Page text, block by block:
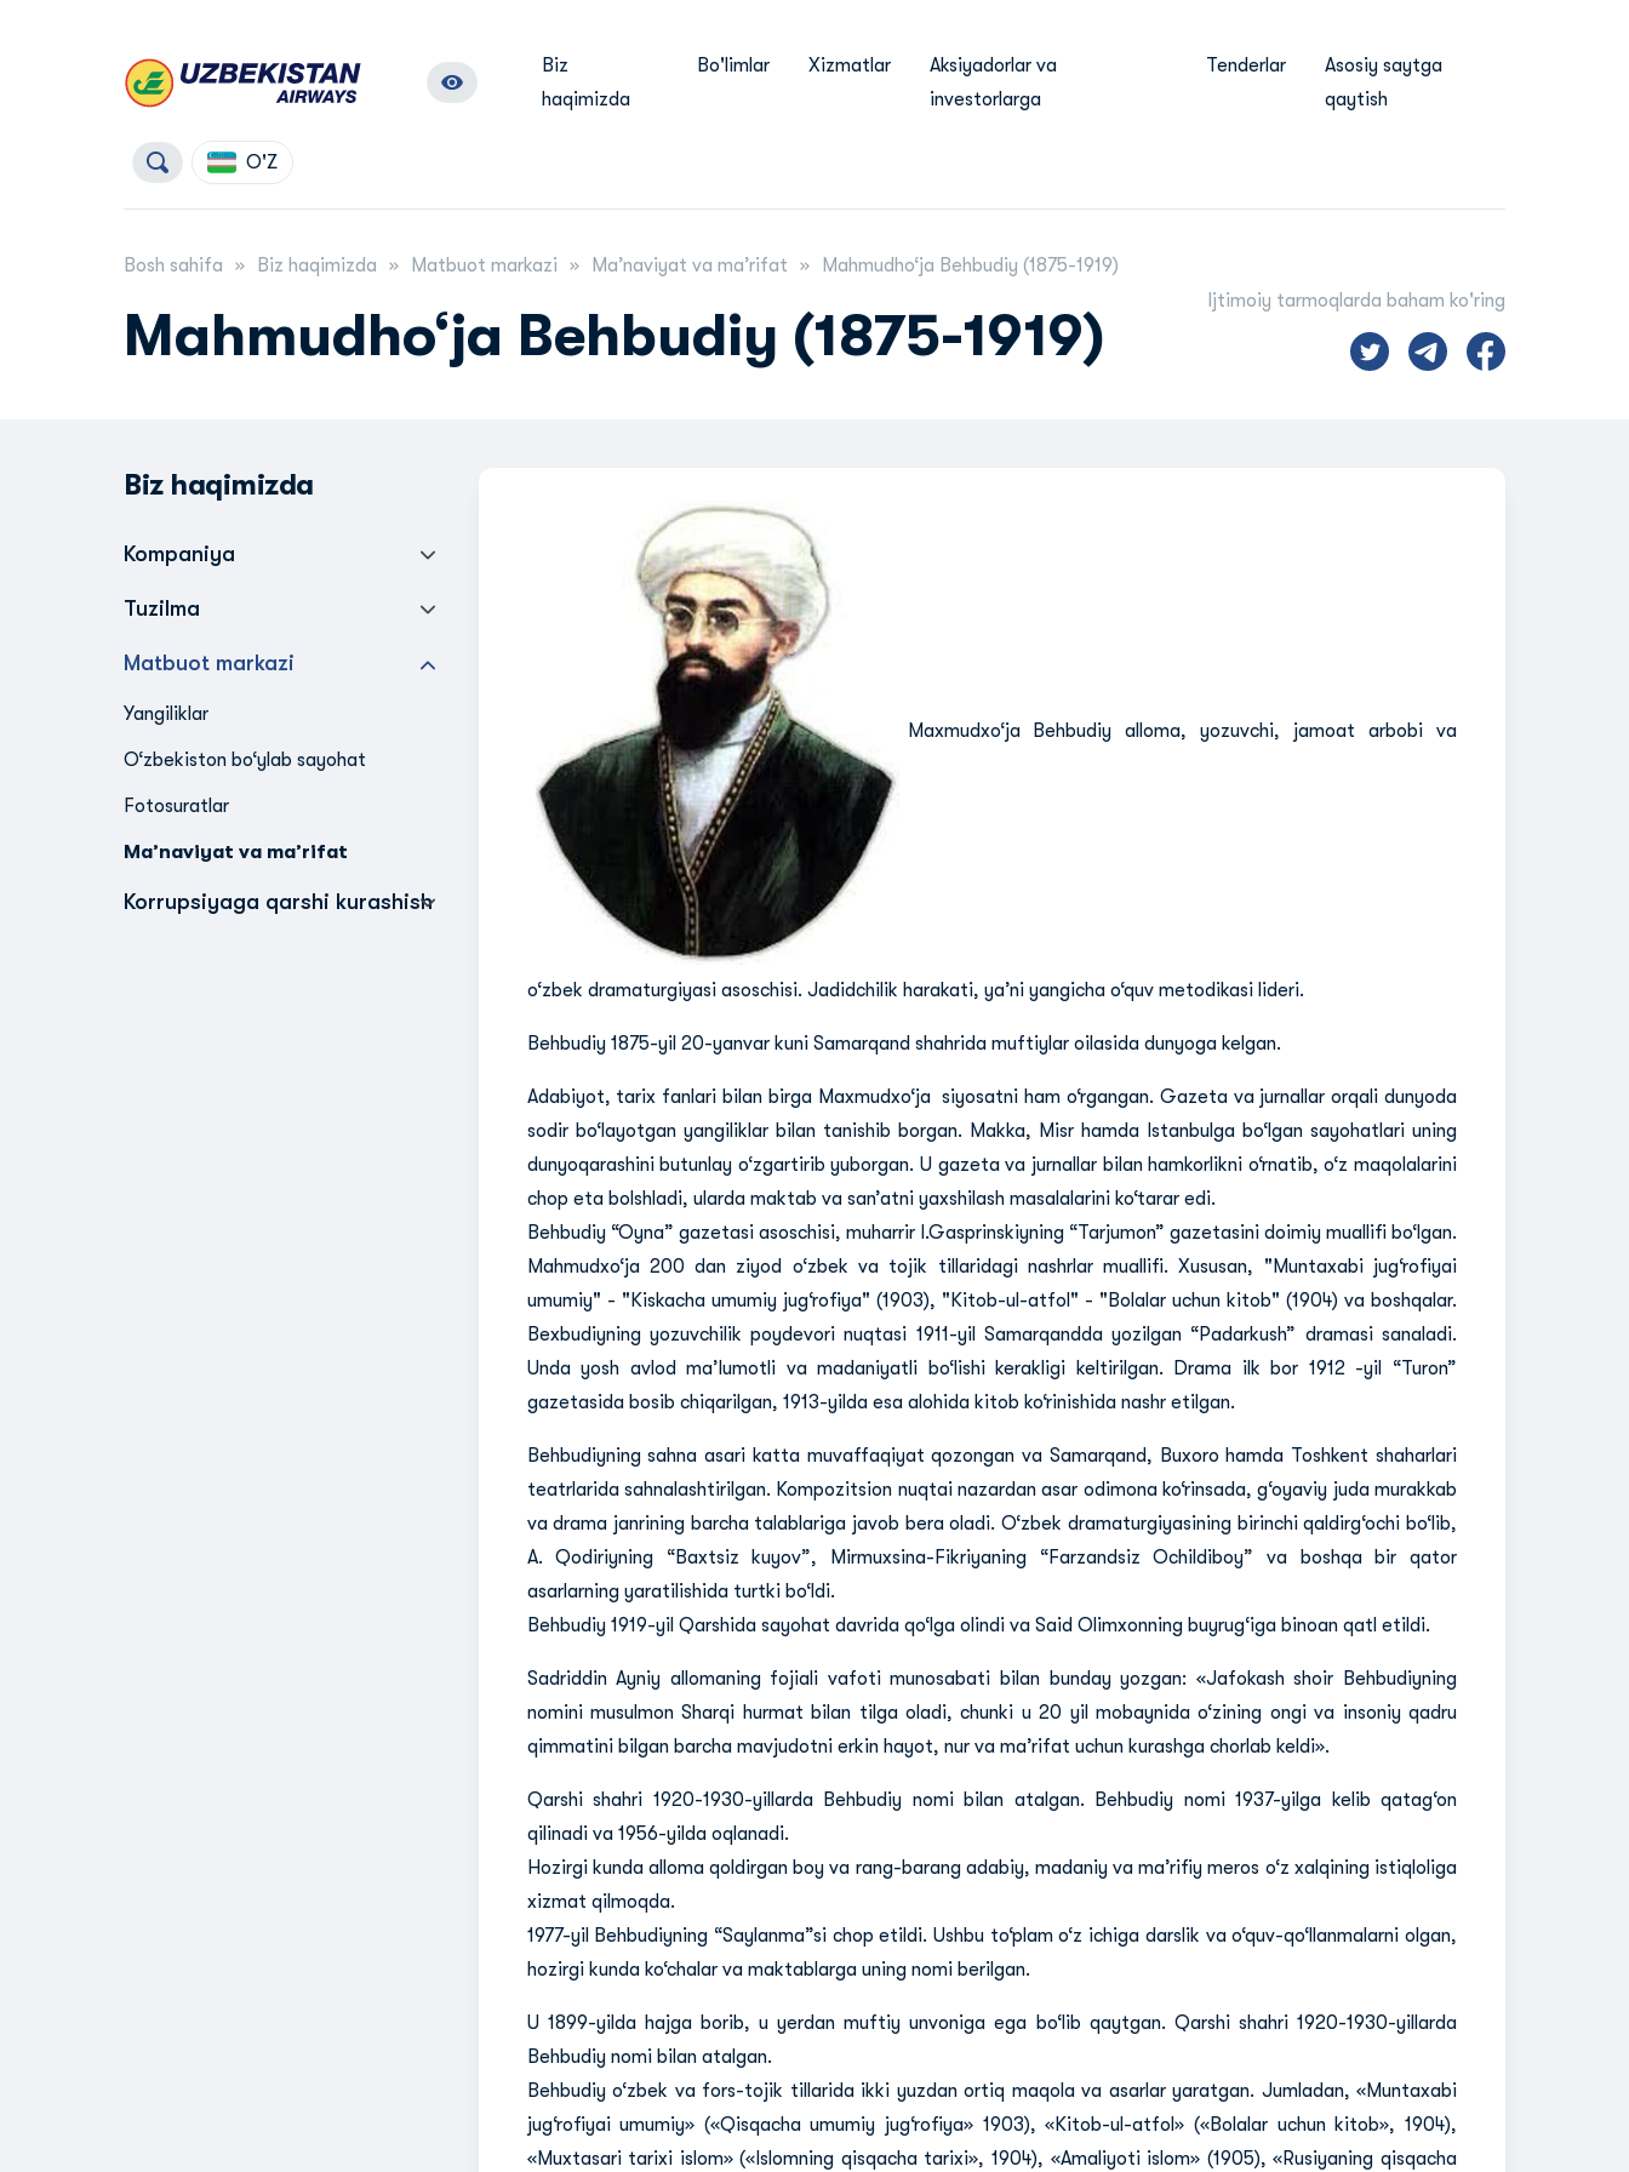
Biz
haqimizda
Bo'limlar Xizmatlar
Aksiyadorlar va
investorlarga
Tenderlar
Asosiy saytga
qaytish
O'Z
Bosh sahifa Biz haqimizda Matbuot markazi Ma’naviyat va ma’rifat Mahmudho‘ja Behbudiy (1875-1919)
Mahmudho‘ja Behbudiy (1875-1919)
Ijtimoiy tarmoqlarda baham ko'ring
Biz haqimizda
Kompaniya
Tuzilma
Matbuot markazi
Yangiliklar
O‘zbekiston bo‘ylab sayohat
Fotosuratlar
Ma’naviyat va ma’rifat
Korrupsiyaga qarshi kurashish
Maxmudxo‘ja Behbudiy alloma, yozuvchi, jamoat arbobi va
o‘zbek dramaturgiyasi asoschisi. Jadidchilik harakati, ya’ni yangicha o‘quv metodikasi lideri.
Behbudiy 1875-yil 20-yanvar kuni Samarqand shahrida muftiylar oilasida dunyoga kelgan.
Adabiyot, tarix fanlari bilan birga Maxmudxo‘ja siyosatni ham o‘rgangan. Gazeta va jurnallar orqali dunyoda
sodir bo‘layotgan yangiliklar bilan tanishib borgan. Makka, Misr hamda Istanbulga bo‘lgan sayohatlari uning
dunyoqarashini butunlay o‘zgartirib yuborgan. U gazeta va jurnallar bilan hamkorlikni o‘rnatib, o‘z maqolalarini
chop eta bolshladi, ularda maktab va san’atni yaxshilash masalalarini ko‘tarar edi.
Behbudiy “Oyna” gazetasi asoschisi, muharrir I.Gasprinskiyning “Tarjumon” gazetasini doimiy muallifi bo‘lgan.
Mahmudxo‘ja 200 dan ziyod o‘zbek va tojik tillaridagi nashrlar muallifi. Xususan, "Muntaxabi jug‘rofiyai
umumiy" - "Kiskacha umumiy jug‘rofiya" (1903), "Kitob-ul-atfol" - "Bolalar uchun kitob" (1904) va boshqalar.
Bexbudiyning yozuvchilik poydevori nuqtasi 1911-yil Samarqandda yozilgan “Padarkush” dramasi sanaladi.
Unda yosh avlod ma’lumotli va madaniyatli bo‘lishi kerakligi keltirilgan. Drama ilk bor 1912 -yil “Turon”
gazetasida bosib chiqarilgan, 1913-yilda esa alohida kitob ko‘rinishida nashr etilgan.
Behbudiyning sahna asari katta muvaffaqiyat qozongan va Samarqand, Buxoro hamda Toshkent shaharlari
teatrlarida sahnalashtirilgan. Kompozitsion nuqtai nazardan asar odimona ko‘rinsada, g‘oyaviy juda murakkab
va drama janrining barcha talablariga javob bera oladi. O‘zbek dramaturgiyasining birinchi qaldirg‘ochi bo‘lib,
A. Qodiriyning “Baxtsiz kuyov”, Mirmuxsina-Fikriyaning “Farzandsiz Ochildiboy” va boshqa bir qator
asarlarning yaratilishida turtki bo‘ldi.
Behbudiy 1919-yil Qarshida sayohat davrida qo‘lga olindi va Said Olimxonning buyrug‘iga binoan qatl etildi.
Sadriddin Ayniy allomaning fojiali vafoti munosabati bilan bunday yozgan: «Jafokash shoir Behbudiyning
nomini musulmon Sharqi hurmat bilan tilga oladi, chunki u 20 yil mobaynida o‘zining ongi va insoniy qadru
qimmatini bilgan barcha mavjudotni erkin hayot, nur va ma’rifat uchun kurashga chorlab keldi».
Qarshi shahri 1920-1930-yillarda Behbudiy nomi bilan atalgan. Behbudiy nomi 1937-yilga kelib qatag‘on
qilinadi va 1956-yilda oqlanadi.
Hozirgi kunda alloma qoldirgan boy va rang-barang adabiy, madaniy va ma’rifiy meros o‘z xalqining istiqloliga
xizmat qilmoqda.
1977-yil Behbudiyning “Saylanma”si chop etildi. Ushbu to‘plam o‘z ichiga darslik va o‘quv-qo‘llanmalarni olgan,
hozirgi kunda ko‘chalar va maktablarga uning nomi berilgan.
U 1899-yilda hajga borib, u yerdan muftiy unvoniga ega bo‘lib qaytgan. Qarshi shahri 1920-1930-yillarda
Behbudiy nomi bilan atalgan.
Behbudiy o‘zbek va fors-tojik tillarida ikki yuzdan ortiq maqola va asarlar yaratgan. Jumladan, «Muntaxabi
jug‘rofiyai umumiy» («Qisqacha umumiy jug‘rofiya» 1903), «Kitob-ul-atfol» («Bolalar uchun kitob», 1904),
«Muxtasari tarixi islom» («Islomning qisqacha tarixi», 1904), «Amaliyoti islom» (1905), «Rusiyaning qisqacha